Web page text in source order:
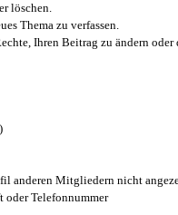
löschen.
Thema zu verfassen.
Ihren Beitrag zu ändern oder
anderen Mitgliedern nicht
oder Telefonnummer